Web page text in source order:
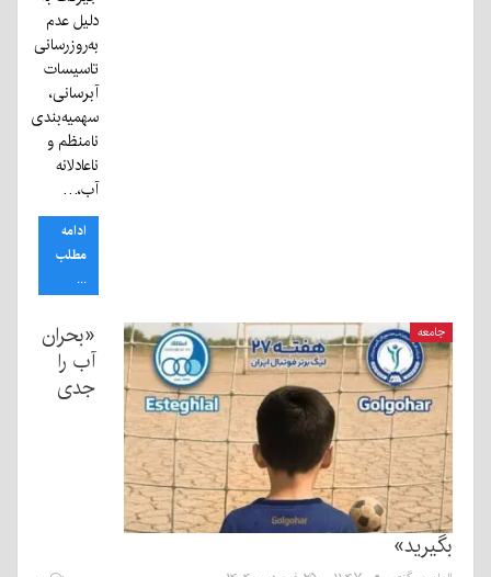
دلیل عدم
به‌روزرسانی
تاسیسات
آبرسانی،
سهمیه‌بندی
نامنظم و
ناعادلانه
آب،…
ادامه
مطلب
...
جامعه
«بحران
آب را
جدی
بگیرید»